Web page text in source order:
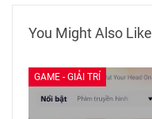
You Might Also Like
GAME - GIẢI TRÍ